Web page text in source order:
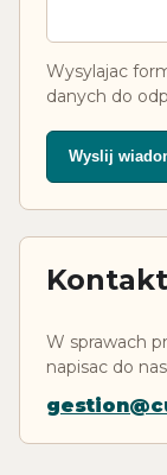
Wysylajac
danych do
Wyslij
W sprawach
napisac do